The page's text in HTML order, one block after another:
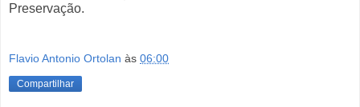
Preservação.
Flavio Antonio Ortolan às 06:00
Compartilhar